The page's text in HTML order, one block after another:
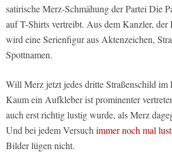
satirische Merz-Schmähung der Partei Die
auf T-Shirts vertreibt. Aus dem Kanzler, der
wird eine Serienfigur aus Aktenzeichen,
Spottnamen.
Will Merz jetzt jedes dritte Straßenschild im
Kaum ein Aufkleber ist prominenter
auch erst richtig lustig wurde, als Merz
Und bei jedem Versuch immer noch mal
Bilder lügen nicht.